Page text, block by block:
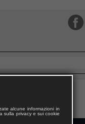
alcune informazioni in
sulla privacy e sui cookie